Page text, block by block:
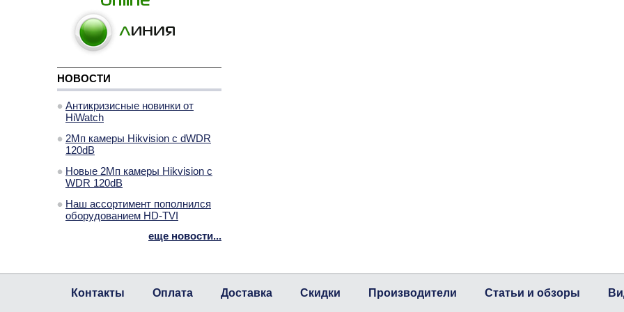
НОВОСТИ
Антикризисные новинки от
HiWatch
2Мп камеры Hikvision с dWDR
120dB
Новые 2Мп камеры Hikvision с
WDR 120dB
Наш ассортимент пополнился
оборудованием HD-TVI
еще новости...
Контакты Оплата Доставка Скидки Производители Статьи и обзоры